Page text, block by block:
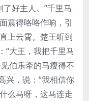
好主人。”千里马
震得咯咯作响，引
上云霄。楚王听到
“大王，我把千里马
伯乐牵的马瘦得不
兴，说：“我相信你
么马呀，这马连走